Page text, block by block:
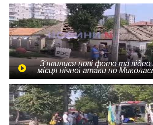
З'явилися нові фото та відео
місця нічної атаки по